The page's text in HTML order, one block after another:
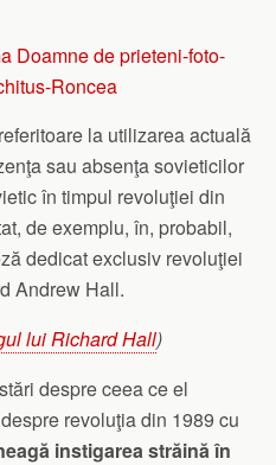
la utilizarea actuală
sau absenţa sovieticilor
în timpul revoluţiei din
de exemplu, în, probabil,
dedicat exclusiv revoluţiei
Andrew Hall.
lui Richard Hall)
despre ceea ce el
revoluţia din 1989 cu
instigarea străină în